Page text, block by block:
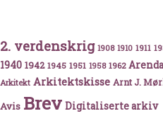
2. verdenskrig 1908 1910 1911
1940 1942 1945 1951 1958 1962
Arkitekt Arkitektskisse Arnt J.
Avis Brev Digitaliserte arkiv